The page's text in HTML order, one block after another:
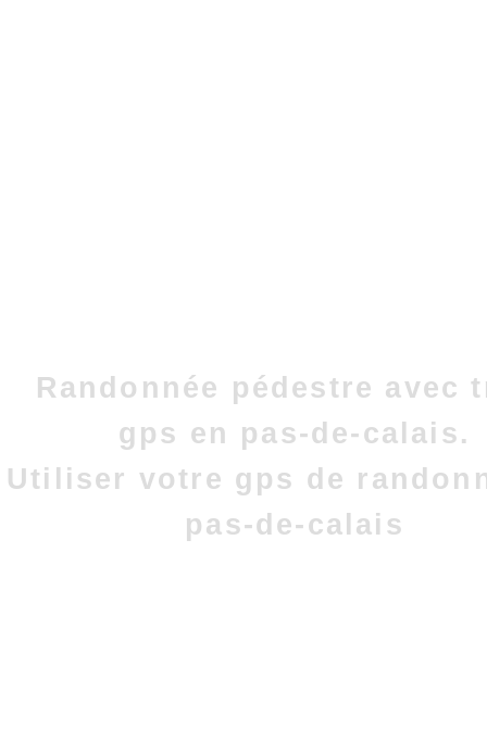
Randonnée pédestre avec
gps en pas-de-calais.
Utiliser votre gps de
pas-de-calais